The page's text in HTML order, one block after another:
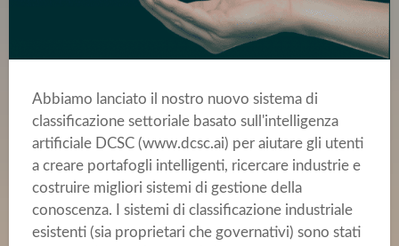
Abbiamo lanciato il nostro nuovo sistema di
classificazione settoriale basato sull'intelligenza
artificiale DCSC (www.dcsc.ai) per aiutare gli utenti
a creare portafogli intelligenti, ricercare industrie e
costruire migliori sistemi di gestione della
conoscenza. I sistemi di classificazione industriale
esistenti (sia proprietari che governativi) sono stati